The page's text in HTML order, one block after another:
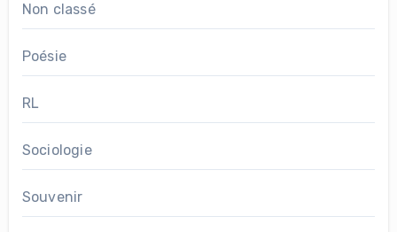
Non classé
Poésie
RL
Sociologie
Souvenir